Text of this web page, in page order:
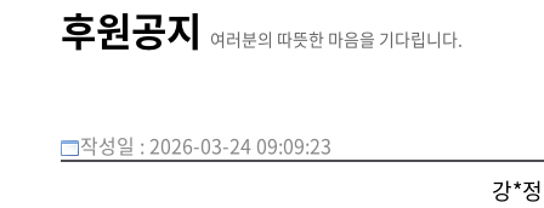
후원공지 여러분의 따뜻한 마음을 기다립니다.
작성일 : 2026-03-24 09:09:23
강*